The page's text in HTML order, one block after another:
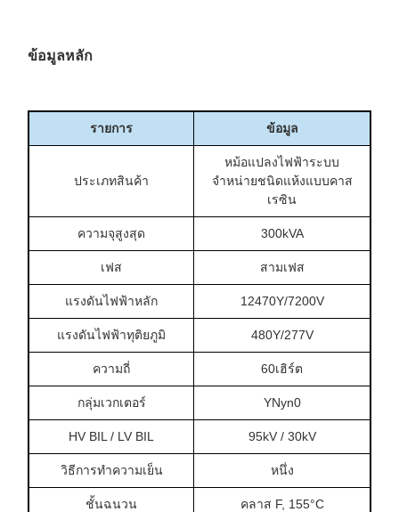
ข้อมูลหลัก
รายการ ข้อมูล
ประเภทสินค้า
หม้อแปลงไฟฟ้าระบบ
จำหน่ายชนิดแห้งแบบคาส
เรซิน
ความจุสูงสุด 300kVA
เฟส สามเฟส
แรงดันไฟฟ้าหลัก 12470Y/7200V
แรงดันไฟฟ้าทุติยภูมิ 480Y/277V
ความถี่ 60เฮิร์ต
กลุ่มเวกเตอร์ YNyn0
HV BIL / LV BIL 95kV / 30kV
วิธีการทำความเย็น หนึ่ง
ชั้นฉนวน คลาส F, 155°C